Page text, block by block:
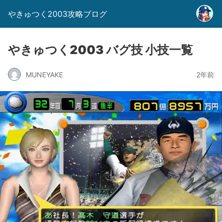
やきゅつく2003攻略ブログ
やきゅつく2003 バグ技 小技一覧
MUNEYAKE 2年前